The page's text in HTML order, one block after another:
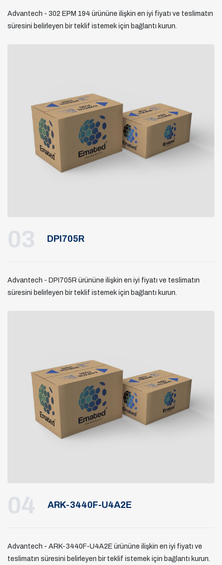
Advantech - 302 EPM 194 ürününe ilişkin en iyi fiyatı ve teslimatın
süresini belirleyen bir teklif istemek için bağlantı kurun.
03 DPI705R
Advantech - DPI705R ürününe ilişkin en iyi fiyatı ve teslimatın
süresini belirleyen bir teklif istemek için bağlantı kurun.
04 ARK-3440F-U4A2E
Advantech - ARK-3440F-U4A2E ürününe ilişkin en iyi fiyatı ve
teslimatın süresini belirleyen bir teklif istemek için bağlantı kurun.